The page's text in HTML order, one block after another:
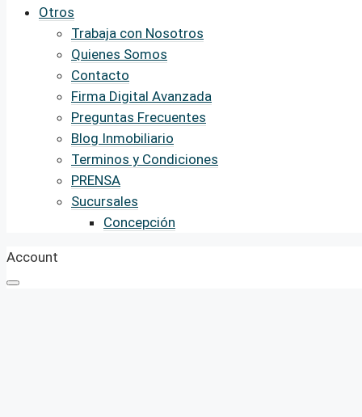
Otros
Trabaja con Nosotros
Quienes Somos
Contacto
Firma Digital Avanzada
Preguntas Frecuentes
Blog Inmobiliario
Terminos y Condiciones
PRENSA
Sucursales
Concepción
Account